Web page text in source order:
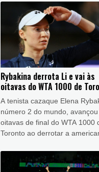
segunda divisão espanhola
sexta-feira (7).
Rybakina derrota Li e vai às
oitavas do WTA 1000 de
A tenista cazaque Elena
número 2 do mundo,
oitavas de final do WTA 1000
Toronto ao derrotar a